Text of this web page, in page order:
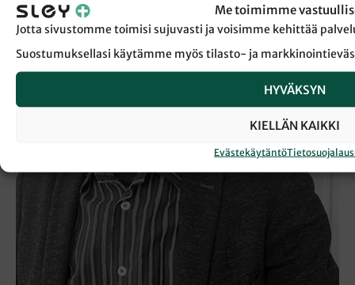
Me toimimme
Jotta sivustomme toimisi sujuvasti ja voisimme kehittää
Suostumuksellasi käytämme myös tilasto- ja
HYVÄKSYN
KIELLÄN KAIKKI
Evästekäytäntö